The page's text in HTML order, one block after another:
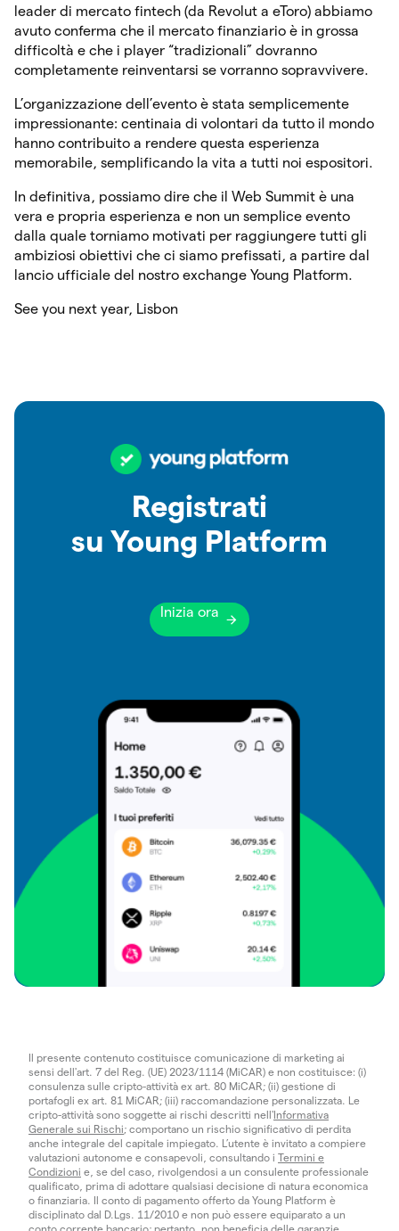
leader di mercato fintech (da Revolut a eToro) abbiamo
avuto conferma che il mercato finanziario è in grossa
difficoltà e che i player “tradizionali” dovranno
completamente reinventarsi se vorranno sopravvivere.
L’organizzazione dell’evento è stata semplicemente
impressionante: centinaia di volontari da tutto il mondo
hanno contribuito a rendere questa esperienza
memorabile, semplificando la vita a tutti noi espositori.
In definitiva, possiamo dire che il Web Summit è una
vera e propria esperienza e non un semplice evento
dalla quale torniamo motivati per raggiungere tutti gli
ambiziosi obiettivi che ci siamo prefissati, a partire dal
lancio ufficiale del nostro exchange Young Platform.
See you next year, Lisbon
Registrati
su Young Platform
Inizia ora
Il presente contenuto costituisce comunicazione di marketing ai
sensi dell'art. 7 del Reg. (UE) 2023/1114 (MiCAR) e non costituisce: (i)
consulenza sulle cripto-attività ex art. 80 MiCAR; (ii) gestione di
portafogli ex art. 81 MiCAR; (iii) raccomandazione personalizzata. Le
cripto-attività sono soggette ai rischi descritti nell' Informativa
Generale sui Rischi; comportano un rischio significativo di perdita
anche integrale del capitale impiegato. L’utente è invitato a compiere
valutazioni autonome e consapevoli, consultando i Termini e
Condizioni e, se del caso, rivolgendosi a un consulente professionale
qualificato, prima di adottare qualsiasi decisione di natura economica
o finanziaria. Il conto di pagamento offerto da Young Platform è
disciplinato dal D.Lgs. 11/2010 e non può essere equiparato a un